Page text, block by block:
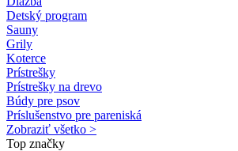
Detský program
Sauny
Grily
Koterce
Prístrešky
Prístrešky na drevo
Búdy pre psov
Príslušenstvo pre pareniská
Zobraziť všetko >
Top značky